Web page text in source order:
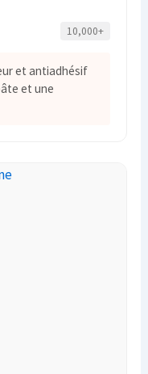
10,000+
et antiadhésif
et une